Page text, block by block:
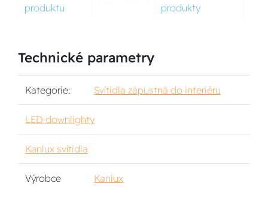
produktu
produkty
Technické parametry
Kategorie: Svítidla zápustná do interiéru
LED downlighty
Kanlux svítidla
Výrobce Kanlux